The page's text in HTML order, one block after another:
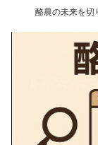
酪農の未来を切